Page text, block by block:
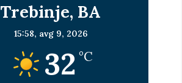
Trebinje, BA
15:58, avg 9, 2026
32 °C